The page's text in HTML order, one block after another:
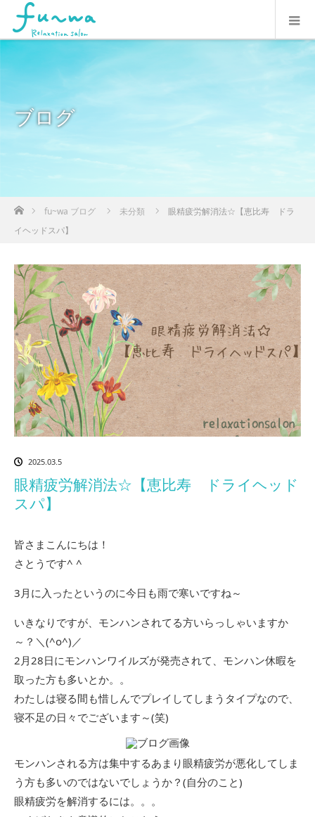
ブログ
ホームfu~wa ブログ 未分類
眼精疲労解消法☆【恵比寿 ドラ
イヘッドスパ】
2025.03.5
眼精疲労解消法☆【恵比寿 ドライヘッド
スパ】
皆さまこんにちは！
さとうです^ ^
3月に入ったというのに今日も雨で寒いですね～
いきなりですが、モンハンされてる方いらっしゃいますか
～？＼(^o^)／
2月28日にモンハンワイルズが発売されて、モンハン休暇を
取った方も多いとか。。
わたしは寝る間も惜しんでプレイしてしまうタイプなので、
寝不足の日々でございます～(笑)
モンハンされる方は集中するあまり眼精疲労が悪化してしま
う方も多いのではないでしょうか？(自分のこと)
眼精疲労を解消するには。。。